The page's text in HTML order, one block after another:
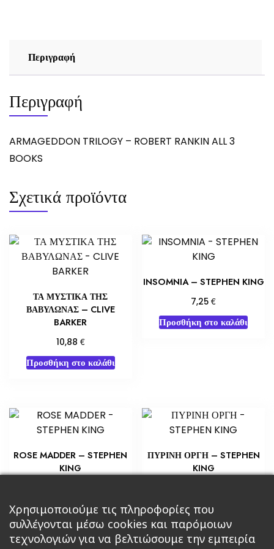
Περιγραφή
Περιγραφή
ARMAGEDDON TRILOGY – ROBERT RANKIN ALL 3
BOOKS
Σχετικά προϊόντα
ΤΑ ΜΥΣΤΙΚΑ ΤΗΣ
ΒΑΒΥΛΩΝΑΣ – CLIVE
BARKER
10,88 €
Προσθήκη στο καλάθι
INSOMNIA – STEPHEN KING
7,25€
Προσθήκη στο καλάθι
ROSE MADDER – STEPHEN
KING
Προσθήκη στο καλάθι
ΠΥΡΙΝΗ ΟΡΓΗ – STEPHEN
KING
Προσθήκη στο καλάθι
Χρησιμοποιούμε τις πληροφορίες που
συλλέγονται μέσω cookies και παρόμοιων
τεχνολογιών για να βελτιώσουμε την εμπειρία